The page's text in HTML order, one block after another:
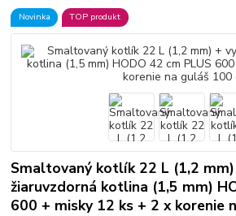
Novinka TOP produkt
Smaltovaný kotlík 22 L (1,2
žiaruvzdorná kotlina (1,5 mm)
600 + misky 12 ks + 2 x korenie